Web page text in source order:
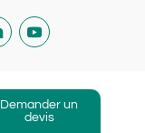
Demander un
devis